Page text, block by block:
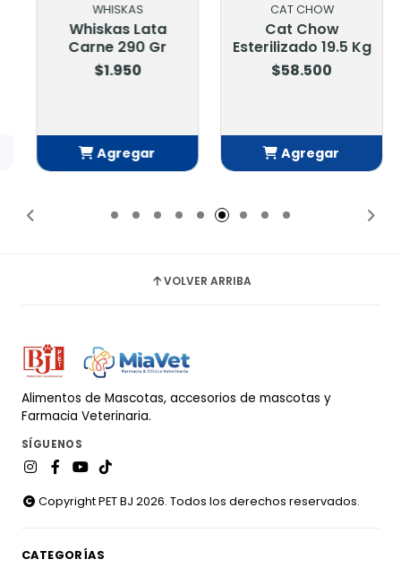
WHISKAS
Whiskas Lata
Carne 290 Gr
$1.950
Agregar
CAT CHOW
Cat Chow
Esterilizado 19.5 Kg
$58.500
Agregar
VOLVER ARRIBA
Alimentos de Mascotas, accesorios de mascotas y
Farmacia Veterinaria.
SÍGUENOS
Copyright PET BJ 2026. Todos los derechos reservados.
CATEGORÍAS